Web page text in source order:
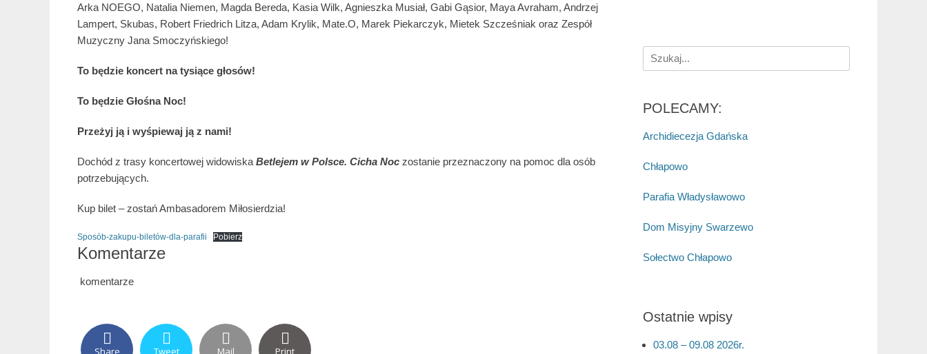
Arka NOEGO, Natalia Niemen, Magda Bereda, Kasia Wilk, Agnieszka Musiał, Gabi Gąsior, Maya Avraham, Andrzej
Lampert, Skubas, Robert Friedrich Litza, Adam Krylik, Mate.O, Marek Piekarczyk, Mietek Szcześniak oraz Zespół
Muzyczny Jana Smoczyńskiego!
To będzie koncert na tysiące głosów!
To będzie Głośna Noc!
Przeżyj ją i wyśpiewaj ją z nami!
Dochód z trasy koncertowej widowiska Betlejem w Polsce. Cicha Noc zostanie przeznaczony na pomoc dla osób
potrzebujących.
Kup bilet – zostań Ambasadorem Miłosierdzia!
Sposób-zakupu-biletów-dla-parafii Pobierz
Komentarze
komentarze
Share Tweet Mail Print
Search
for:
POLECAMY:
Archidiecezja Gdańska
Chłapowo
Parafia Władysławowo
Dom Misyjny Swarzewo
Sołectwo Chłapowo
Ostatnie wpisy
03.08 – 09.08 2026r.